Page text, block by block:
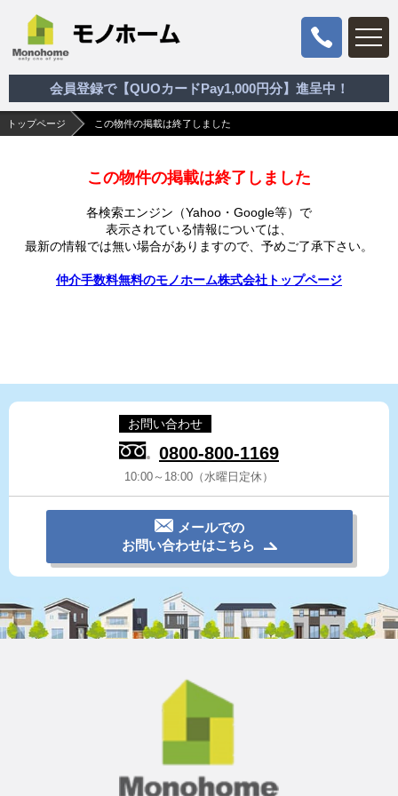
会員登録で【QUOカードPay1,000円分】進呈中！
トップページ この物件の掲載は終了しました
この物件の掲載は終了しました
各検索エンジン（Yahoo・Google等）で
表示されている情報については、
最新の情報では無い場合がありますので、 予めご了承下さい。
仲介手数料無料のモノホーム株式会社トップページ
お問い合わせ
0800-800-1169
10:00～18:00（水曜日定休）
メールでの
お問い合わせはこちら